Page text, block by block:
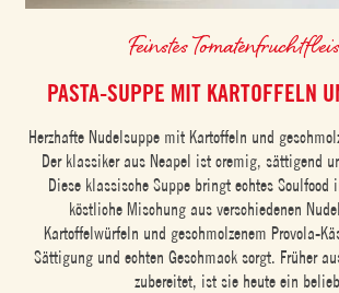
Feinstes
PASTA-SUPPE MIT KARTOFFELN
Herzhafte Nudelsuppe mit Kartoffeln und
Der klassiker aus Neapel ist cremig, sättigend
Diese klassische Suppe bringt echtes Soulfood
köstliche Mischung aus verschiedenen
Kartoffelwürfeln und geschmolzenem Provola-
Sättigung und echten Geschmack sorgt. Früher
zubereitet, ist sie heute ein